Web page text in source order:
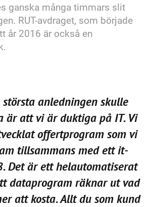
ganska många timmars slit
RUT-avdraget, som började
år 2016 är också en
är att vi är duktiga på IT. Vi
offertprogram som vi
tillsammans med ett it-
Det är ett helautomatiserat
dataprogram räknar ut vad
att kosta. Allt du som kund